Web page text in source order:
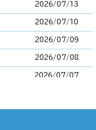
2026/07/13
2026/07/10
2026/07/09
2026/07/08
2026/07/07
2026/07/03